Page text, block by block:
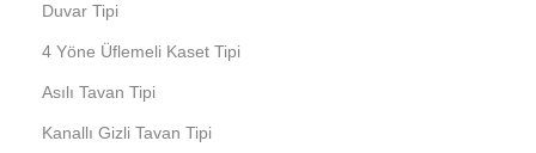
Duvar Tipi
4 Yöne Üflemeli Kaset Tipi
Asılı Tavan Tipi
Kanallı Gizli Tavan Tipi